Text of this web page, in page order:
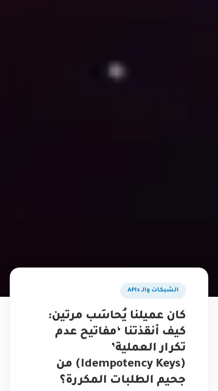
الشبكات والـ APIs
كان عميلنا يُحاسَب مرتين:
كيف أنقذتنا ‘مفاتيح عدم
تكرار العملية’
(Idempotency Keys) من
جحيم الطلبات المكررة؟